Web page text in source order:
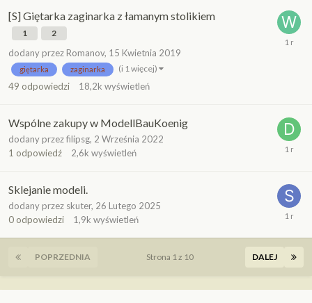
[S] Giętarka zaginarka z łamanym stolikiem
1 2
dodany przez Romanov, 15 Kwietnia 2019
giętarka zaginarka (i 1 więcej)
49 odpowiedzi 18,2k wyświetleń
Wspólne zakupy w ModellBauKoenig
dodany przezfilipsg, 2 Września 2022
1 odpowiedź 2,6k wyświetleń
Sklejanie modeli.
dodany przez skuter, 26 Lutego 2025
0 odpowiedzi 1,9k wyświetleń
POPRZEDNIA DALEJ
Strona 1 z 10